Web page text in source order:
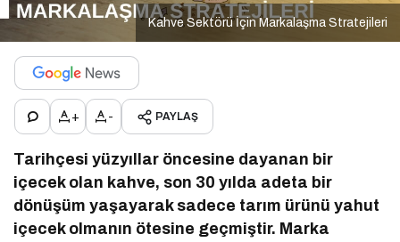
Kahve Sektörü İçin Markalaşma Stratejileri
+ - PAYLAŞ
Tarihçesi yüzyıllar öncesine dayanan bir
içecek olan kahve, son 30 yılda adeta bir
dönüşüm yaşayarak sadece tarım ürünü yahut
içecek olmanın ötesine geçmiştir. Marka